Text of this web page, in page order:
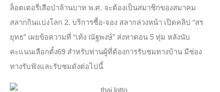
ล็อตเตอรี่เสือป่าล้านบาท พ.ศ. จะต้องเป็นสมาชิกของสมาคม
สลากกินแบ่งโลก 2. บริการซื้อ-จอง สลากล่วงหน้า เปิดคลิป “สร
ยุทธ” เผยข้อความที่ “เท้ง ณัฐพงษ์” ส่งหาตอน 5 ทุ่ม หลังนับ
คะแนนเลือกตั้ง69 สำหรับท่านผู้ที่ต้องการรับชมทางบ้าน มีช่อง
ทางรับฟังและรับชมดังต่อไปนี้